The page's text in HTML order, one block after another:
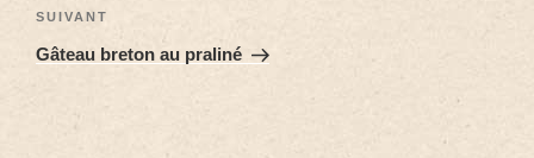
SUIVANT
Gâteau breton au praliné